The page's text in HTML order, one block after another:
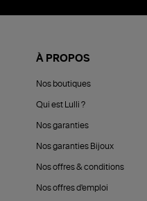
À PROPOS
Nos boutiques
Qui est Lulli ?
Nos garanties
Nos garanties Bijoux
Nos offres & conditions
Nos offres d'emploi